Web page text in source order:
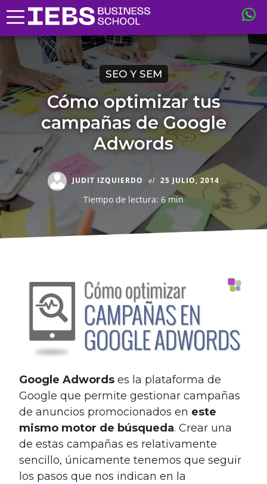
SEO Y SEM
Cómo optimizar tus
campañas de Google
Adwords
JUDIT IZQUIERDO el 25 JULIO, 2014
Tiempo de lectura: 6 min
Google Adwords es la plataforma de
Google que permite gestionar campañas
de anuncios promocionados en este
mismo motor de búsqueda. Crear una
de estas campañas es relativamente
sencillo, únicamente tenemos que seguir
los pasos que nos indican en la